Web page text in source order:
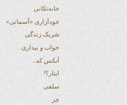
خانه‌تکانی
خودآزاری «آسمانی»
شریک زندگی
خواب و بیداری
آنکس که...
ایثار؟!
سلفی
چز